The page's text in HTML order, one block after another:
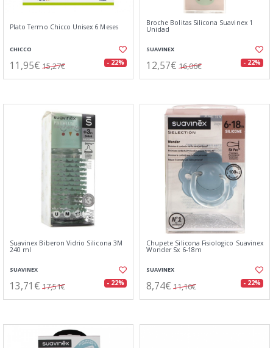
Plato Termo Chicco Unisex 6 Meses
CHICCO
11,95€ 15,27€ - 22%
Broche Bolitas Silicona Suavinex 1
Unidad
SUAVINEX
12,57€ 16,06€ - 22%
Suavinex Biberon Vidrio Silicona 3M
240 ml
SUAVINEX
13,71€ 17,51€ - 22%
Chupete Silicona Fisiologico Suavinex
Wonder Sx 6-18m
SUAVINEX
8,74€ 11,16€ - 22%